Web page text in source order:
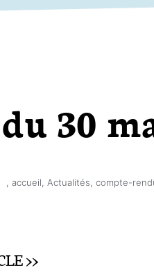
30
accueil Actualités compte-
>>